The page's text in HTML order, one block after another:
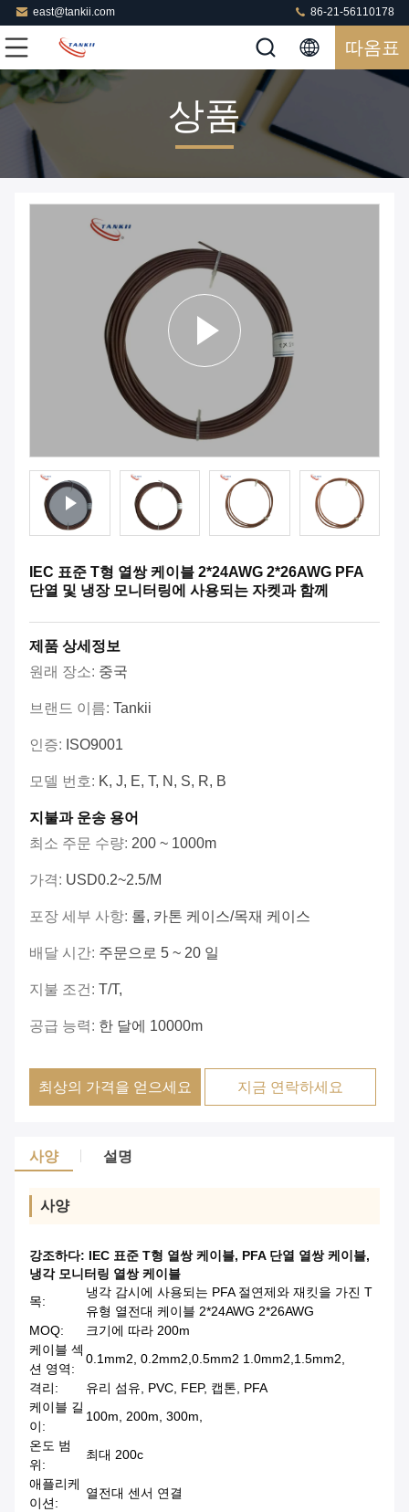
east@tankii.com 86-21-56110178
따옴표
상품
IEC 표준 T형 열쌍 케이블 2*24AWG 2*26AWG PFA
단열 및 냉장 모니터링에 사용되는 자켓과 함께
제품 상세정보
원래 장소: 중국
브랜드 이름: Tankii
인증: ISO9001
모델 번호: K, J, E, T, N, S, R, B
지불과 운송 용어
최소 주문 수량: 200 ~ 1000m
가격: USD0.2~2.5/m
포장 세부 사항: 롤, 카톤 케이스/목재 케이스
배달 시간: 주문으로 5 ~ 20 일
지불 조건: T/t,
공급 능력: 한 달에 10000m
최상의 가격을 얻으세요 지금 연락하세요
사양 설명
사양
강조하다: IEC 표준 T형 열쌍 케이블, PFA 단열 열쌍 케이블,
냉각 모니터링 열쌍 케이블
목:
냉각 감시에 사용되는 PFA 절연제와 재킷을 가진 T
유형 열전대 케이블 2*24AWG 2*26AWG
MOQ:
크기에 따라 200m
케이블 섹
션 영역:
0.1mm2, 0.2mm2,0.5mm2 1.0mm2,1.5mm2,
격리:
유리 섬유, PVC, FEP, 캡톤, PFA
케이블 길
이:
100m, 200m, 300m,
온도 범
위:
최대 200c
애플리케
이션:
열전대 센서 연결